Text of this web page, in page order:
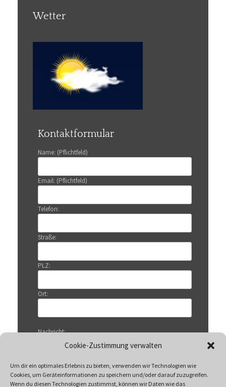
Cookie-Zustimmung verwalten
Um dir ein optimales Erlebnis zu bieten, verwenden wir Technologien wie
Cookies, um Geräteinformationen zu speichern und/oder darauf zuzugreifen.
Wenn du diesen Technologien zustimmst, können wir Daten wie das
Wetter
Kontaktformular
Name: (Pflichtfeld)
Email: (Pflichtfeld)
Telefon:
Straße:
PLZ:
Ort:
Nachricht: